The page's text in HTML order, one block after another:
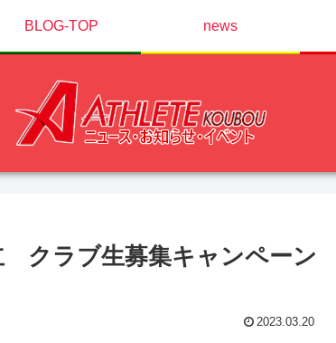
BLOG-TOP news
クラブ生募集キャンペーン
2023.03.20